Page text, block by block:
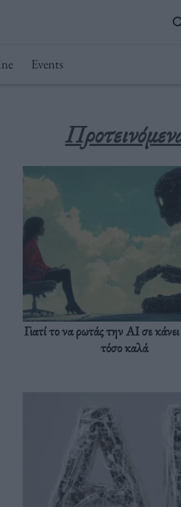
Events
Γιατί το να ρωτάς την AI σε κάνει
τόσο καλά